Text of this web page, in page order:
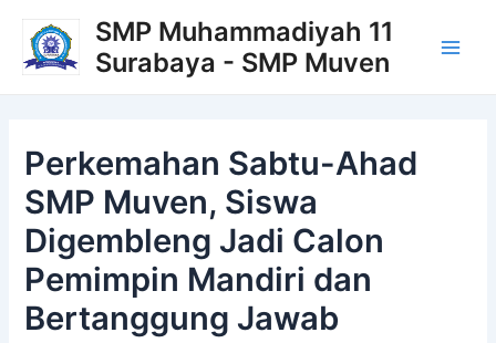
konten
SMP Muhammadiyah 11
Surabaya - SMP Muven
Perkemahan Sabtu-Ahad
SMP Muven, Siswa
Digembleng Jadi Calon
Pemimpin Mandiri dan
Bertanggung Jawab
navigation